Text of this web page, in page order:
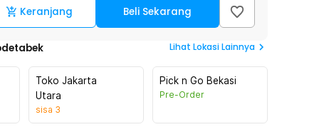
Keranjang Beli Sekarang
Lihat Lokasi Lainnya
Toko Jakarta
Utara
sisa 3
Pick n Go Bekasi
Pre-Order